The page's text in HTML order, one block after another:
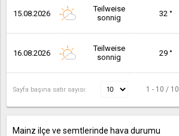
15.08.2026
Teilweise
sonnig
32 °
16.08.2026
Teilweise
sonnig
29 °
Sayfa başına satır sayısı: 1 - 10 / 10
Mainz ilçe ve semtlerinde hava durumu